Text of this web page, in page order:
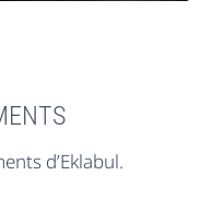
d’Eklabul.